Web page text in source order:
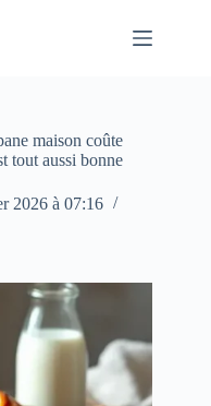
maison coûte
tout aussi bonne
2026 à 07:16